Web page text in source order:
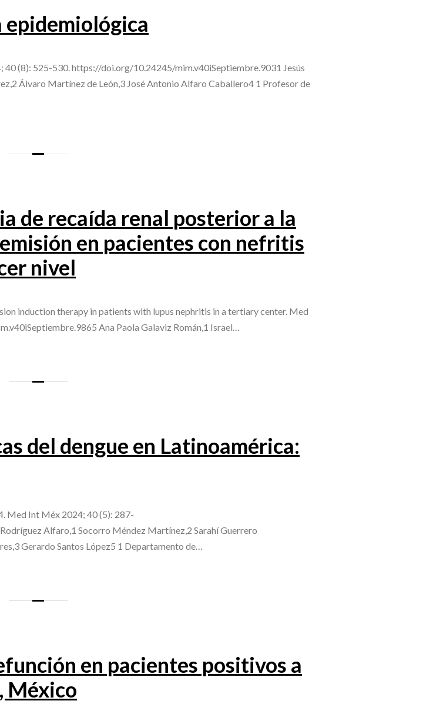
(8): 525-530. https://doi.org/10.24245/mim.v40iSeptiembre.9031 Jesús
Álvaro Martínez de León,3 José Antonio Alfaro Caballero4 1 Profesor de
de recaída renal posterior a la
en pacientes con nefritis
nivel
induction therapy in patients with lupus nephritis in a tertiary center. Med
Ana Paola Galaviz Román,1 Israel…
del dengue en Latinoamérica:
Med Int Méx 2024; 40 (5): 287-
Alfaro,1 Socorro Méndez Martínez,2 Sarahí Guerrero
Gerardo Santos López5 1 Departamento de…
en pacientes positivos a
México